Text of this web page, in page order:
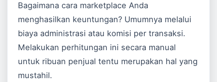
Bagaimana cara marketplace Anda
menghasilkan keuntungan? Umumnya melalui
biaya administrasi atau komisi per transaksi.
Melakukan perhitungan ini secara manual
untuk ribuan penjual tentu merupakan hal yang
mustahil.